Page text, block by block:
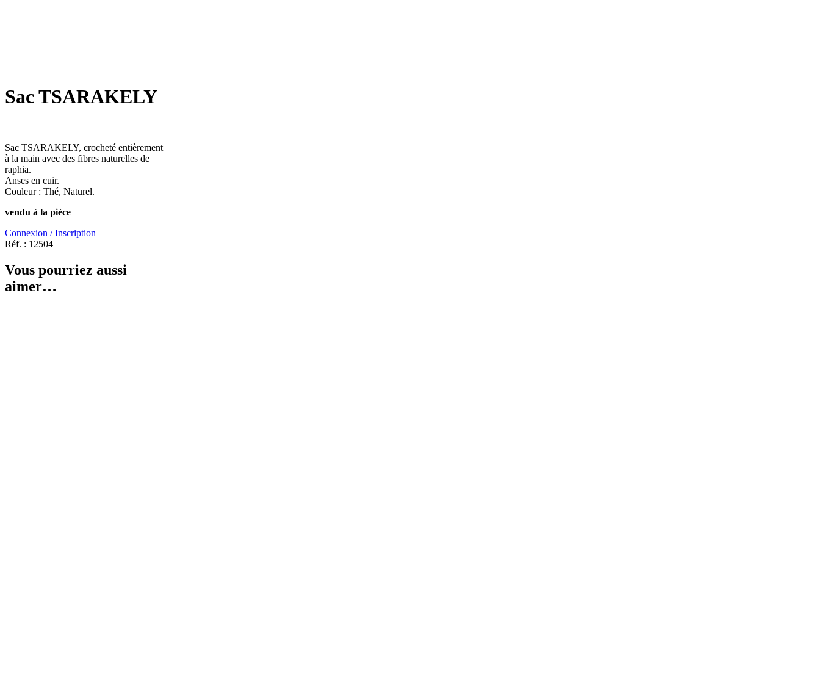
Sac TSARAKELY
Sac TSARAKELY, crocheté entièrement
à la main avec des fibres naturelles de
raphia.
Anses en cuir.
Couleur : Thé, Naturel.
vendu à la pièce
Connexion / Inscription
Réf. : 12504
Vous pourriez aussi
aimer…